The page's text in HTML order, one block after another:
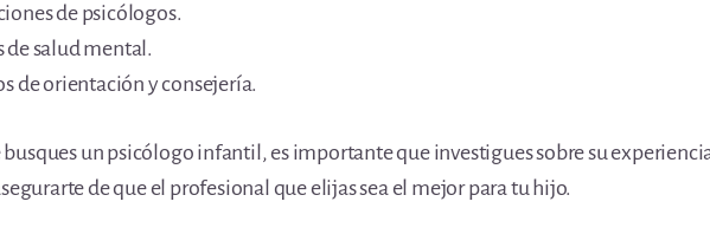
de psicólogos.
de salud mental.
de orientación y consejería.
busques un psicólogo infantil, es importante que investigues sobre su
de que el profesional que elijas sea el mejor para tu hijo.